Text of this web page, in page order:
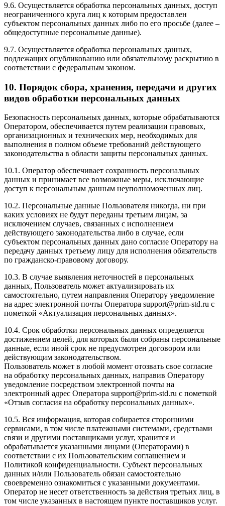
9.6. Осуществляется обработка персональных данных, доступ
неограниченного круга лиц к которым предоставлен
субъектом персональных данных либо по его просьбе (далее –
общедоступные персональные данные).
9.7. Осуществляется обработка персональных данных,
подлежащих опубликованию или обязательному раскрытию в
соответствии с федеральным законом.
10. Порядок сбора, хранения, передачи и других
видов обработки персональных данных
Безопасность персональных данных, которые обрабатываются
Оператором, обеспечивается путем реализации правовых,
организационных и технических мер, необходимых для
выполнения в полном объеме требований действующего
законодательства в области защиты персональных данных.
10.1. Оператор обеспечивает сохранность персональных
данных и принимает все возможные меры, исключающие
доступ к персональным данным неуполномоченных лиц.
10.2. Персональные данные Пользователя никогда, ни при
каких условиях не будут переданы третьим лицам, за
исключением случаев, связанных с исполнением
действующего законодательства либо в случае, если
субъектом персональных данных дано согласие Оператору на
передачу данных третьему лицу для исполнения обязательств
по гражданско-правовому договору.
10.3. В случае выявления неточностей в персональных
данных, Пользователь может актуализировать их
самостоятельно, путем направления Оператору уведомление
на адрес электронной почты Оператора support@prim-std.ru с
пометкой «Актуализация персональных данных».
10.4. Срок обработки персональных данных определяется
достижением целей, для которых были собраны персональные
данные, если иной срок не предусмотрен договором или
действующим законодательством.
Пользователь может в любой момент отозвать свое согласие
на обработку персональных данных, направив Оператору
уведомление посредством электронной почты на
электронный адрес Оператора support@prim-std.ru с пометкой
«Отзыв согласия на обработку персональных данных».
10.5. Вся информация, которая собирается сторонними
сервисами, в том числе платежными системами, средствами
связи и другими поставщиками услуг, хранится и
обрабатывается указанными лицами (Операторами) в
соответствии с их Пользовательским соглашением и
Политикой конфиденциальности. Субъект персональных
данных и/или Пользователь обязан самостоятельно
своевременно ознакомиться с указанными документами.
Оператор не несет ответственность за действия третьих лиц, в
том числе указанных в настоящем пункте поставщиков услуг.